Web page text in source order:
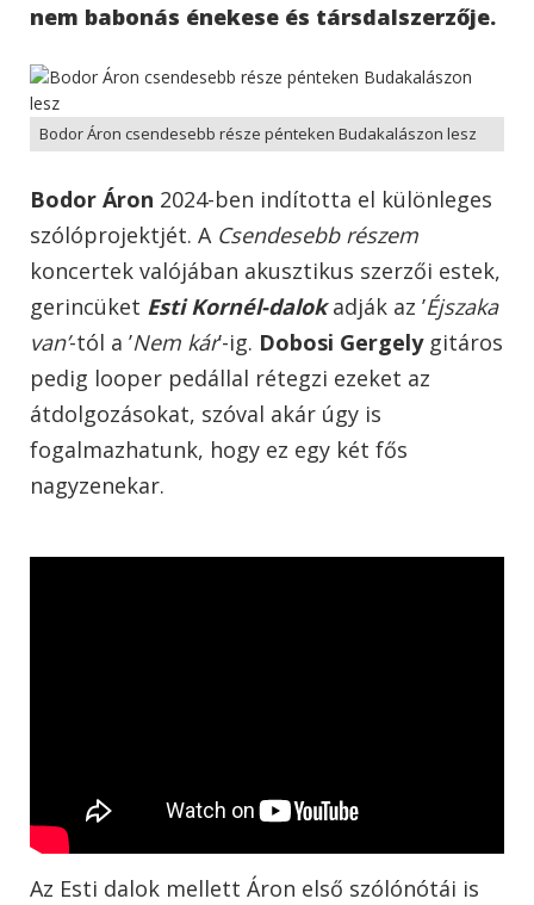
nem babonás énekese és társdalszerzője.
Bodor Áron csendesebb része pénteken Budakalászon lesz
Bodor Áron 2024-ben indította el különleges
szólóprojektjét. A Csendesebb részem
koncertek valójában akusztikus szerzői estek,
gerincüket Esti Kornél-dalokadják az ’Éjszaka
van’-tól a ’Nem kár’-ig. Dobosi Gergelygitáros
pedig looper pedállal rétegzi ezeket az
átdolgozásokat, szóval akár úgy is
fogalmazhatunk, hogy ez egy két fős
nagyzenekar.
Az Esti dalok mellett Áron első szólónótái is